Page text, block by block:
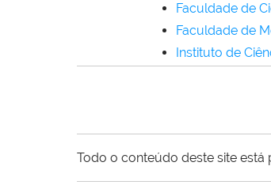
Faculdade de
Faculdade de
Instituto de
Todo o conteúdo deste site está